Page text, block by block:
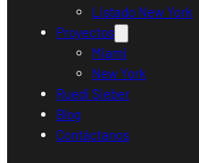
Listado New York
Proyectos
Miami
New York
Ruedi Sieber
Blog
Contáctanos